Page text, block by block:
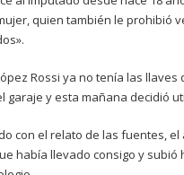
quien también le prohibió
Rossi ya no tenía las
garaje y esta mañana decidió
con el relato de las fuentes,
había llevado consigo y